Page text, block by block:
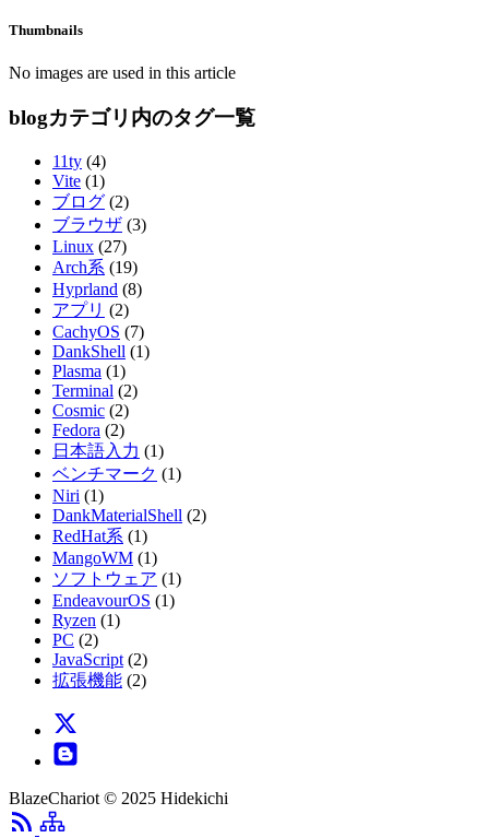
Thumbnails
No images are used in this article
blogカテゴリ内のタグ一覧
11ty (4)
Vite (1)
ブログ (2)
ブラウザ (3)
Linux (27)
Arch系 (19)
Hyprland (8)
アプリ (2)
CachyOS (7)
DankShell (1)
Plasma (1)
Terminal (2)
Cosmic (2)
Fedora (2)
日本語入力 (1)
ベンチマーク (1)
Niri (1)
DankMaterialShell (2)
RedHat系 (1)
MangoWM (1)
ソフトウェア (1)
EndeavourOS (1)
Ryzen (1)
PC (2)
JavaScript(2)
拡張機能 (2)
BlazeChariot © 2025 Hidekichi